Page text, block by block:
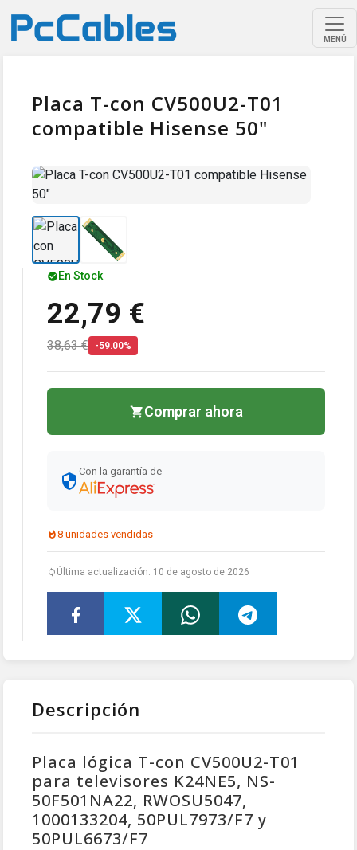
MENÚ
Placa T-con CV500U2-T01
compatible Hisense 50"
En Stock
22,79 €
38,63 € -59.00%
Comprar ahora
Con la garantía de
8 unidades vendidas
Última actualización: 10 de agosto de 2026
Descripción
Placa lógica T-con CV500U2-T01
para televisores K24NE5, NS-
50F501NA22, RWOSU5047,
1000133204, 50PUL7973/F7 y
50PUL6673/F7